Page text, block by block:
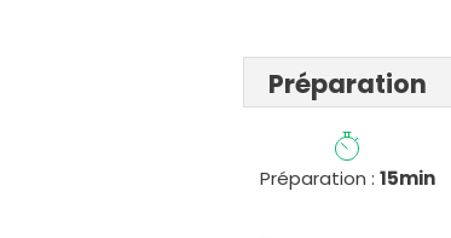
Préparation
Préparation : 15min